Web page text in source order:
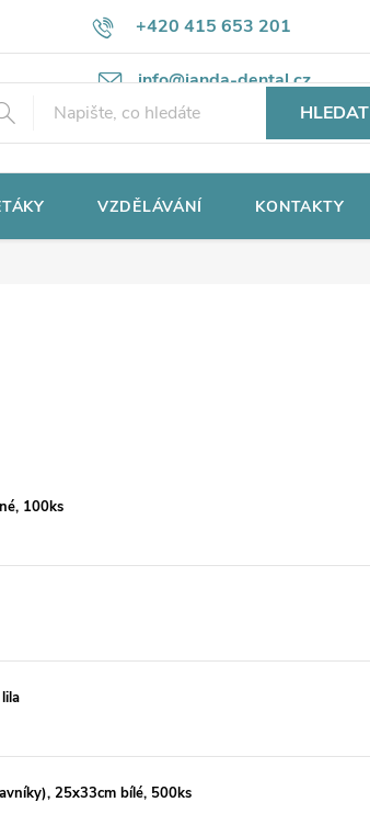
+420 415 653 201
info@janda-dental.cz
Potřebujete poradit? Ochrana osobních údajů
HLEDAT
VZDĚLÁVÁNÍ KONTAKTY
100ks
25x33cm bílé, 500ks